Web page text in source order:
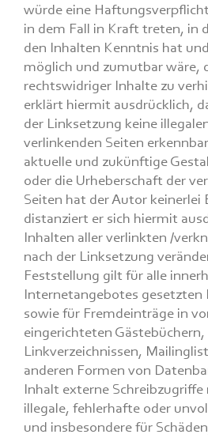
würde eine
in dem Fall in Kraft treten, in
den Inhalten Kenntnis hat
möglich und zumutbar wäre,
rechtswidriger Inhalte zu
erklärt hiermit ausdrücklich,
der Linksetzung keine
verlinkenden Seiten
aktuelle und zukünftige
oder die Urheberschaft der
Seiten hat der Autor keinerlei
distanziert er sich hiermit
Inhalten aller verlinkten /
nach der Linksetzung
Feststellung gilt für alle
Internetangebotes gesetzten
sowie für Fremdeinträge in
eingerichteten
Linkverzeichnissen,
anderen Formen von
Inhalt externe
illegale, fehlerhafte oder
und insbesondere für